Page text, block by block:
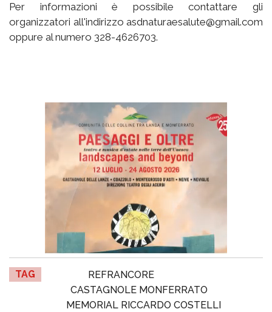
Per informazioni è possibile contattare gli
organizzatori all'indirizzo asdnaturaesalute@gmail.com
oppure al numero 328-4626703.
TAG
REFRANCORE
CASTAGNOLE MONFERRATO
MEMORIAL RICCARDO COSTELLI